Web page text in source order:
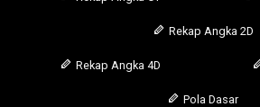
Rekap Angka 2D
Rekap Angka 4D
Pola Dasar